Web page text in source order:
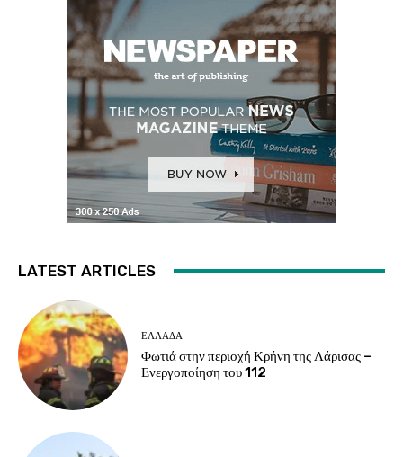
LATEST ARTICLES
ΕΛΛΑΔΑ
Φωτιά στην περιοχή Κρήνη της Λάρισας –
Ενεργοποίηση του 112